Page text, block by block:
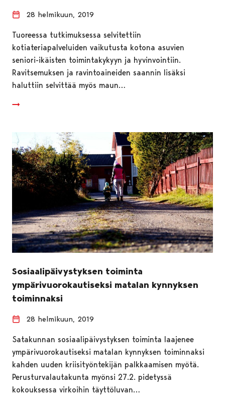
28 helmikuun, 2019
Tuoreessa tutkimuksessa selvitettiin
kotiateriapalveluiden vaikutusta kotona asuvien
seniori-ikäisten toimintakykyyn ja hyvinvointiin.
Ravitsemuksen ja ravintoaineiden saannin lisäksi
haluttiin selvittää myös maun…
Sosiaalipäivystyksen toiminta
ympärivuorokautiseksi matalan kynnyksen
toiminnaksi
28 helmikuun, 2019
Satakunnan sosiaalipäivystyksen toiminta laajenee
ympärivuorokautiseksi matalan kynnyksen toiminnaksi
kahden uuden kriisityöntekijän palkkaamisen myötä.
Perusturvalautakunta myönsi 27.2. pidetyssä
kokouksessa virkoihin täyttöluvan…